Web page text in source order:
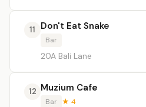
11 Don't Eat Snake
Bar
20A Bali Lane
12 Muzium Cafe
Bar ★ 4